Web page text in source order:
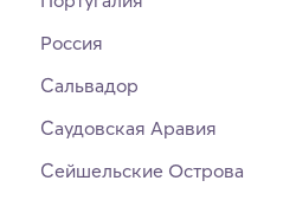
Россия
Сальвадор
Саудовская Аравия
Сейшельские Острова